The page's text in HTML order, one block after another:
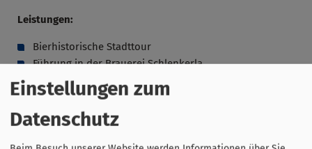
Leistungen:
Bierhistorische Stadttour
Führung in der Brauerei Schlenkerla
Zwickelbierverkostung (0,1 ltr)
Einstellungen zum
Datenschutz